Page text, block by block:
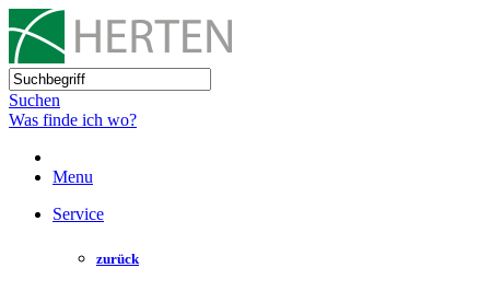
Suchen
Was finde ich wo?
Menu
Service
zurück